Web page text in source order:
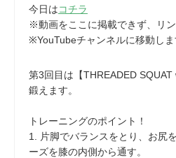
今日はコチラ
※動画をここに掲載できず、リン
※YouTubeチャンネルに移動しま
第3回目は【THREADED
鍛えます。
トレーニングのポイント！
1. 片脚でバランスをとり、お尻
ーズを膝の内側から通す。